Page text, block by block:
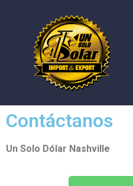
Contáctanos
Un Solo Dólar Nashville